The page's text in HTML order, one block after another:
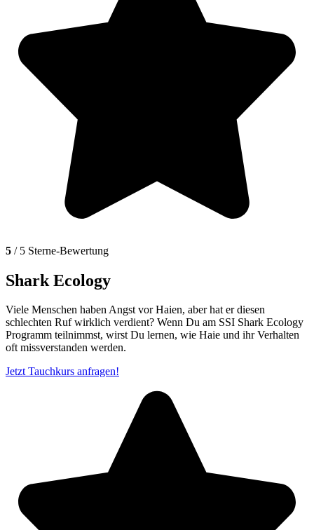
5 / 5 Sterne-Bewertung
Shark Ecology
Viele Menschen haben Angst vor Haien, aber hat er diesen
schlechten Ruf wirklich verdient? Wenn Du am SSI Shark Ecology
Programm teilnimmst, wirst Du lernen, wie Haie und ihr Verhalten
oft missverstanden werden.
Jetzt Tauchkurs anfragen!